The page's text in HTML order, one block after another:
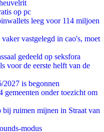
op pc
leeg voor 114 miljoen
vastgelegd in cao's, moet
gedeeld op seksfora
voor de eerste helft van de
is begonnen
gemeenten onder toezicht om
ruimen mijnen in Straat van
modus